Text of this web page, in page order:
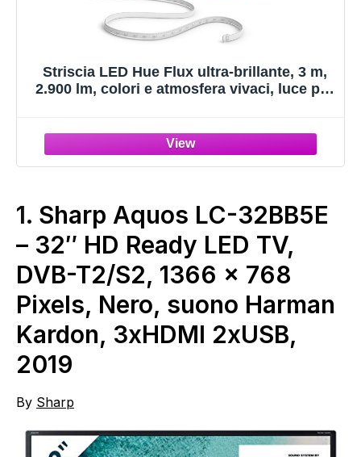
Striscia LED Hue Flux ultra-brillante, 3 m,
2.900 lm, colori e atmosfera vivaci, luce per
riusabile, controllo voce/app
1. Sharp Aquos LC-32BB5E
– 32″ HD Ready LED TV,
DVB-T2/S2, 1366 x 768
Pixels, Nero, suono Harman
Kardon, 3xHDMI 2xUSB,
2019
By Sharp